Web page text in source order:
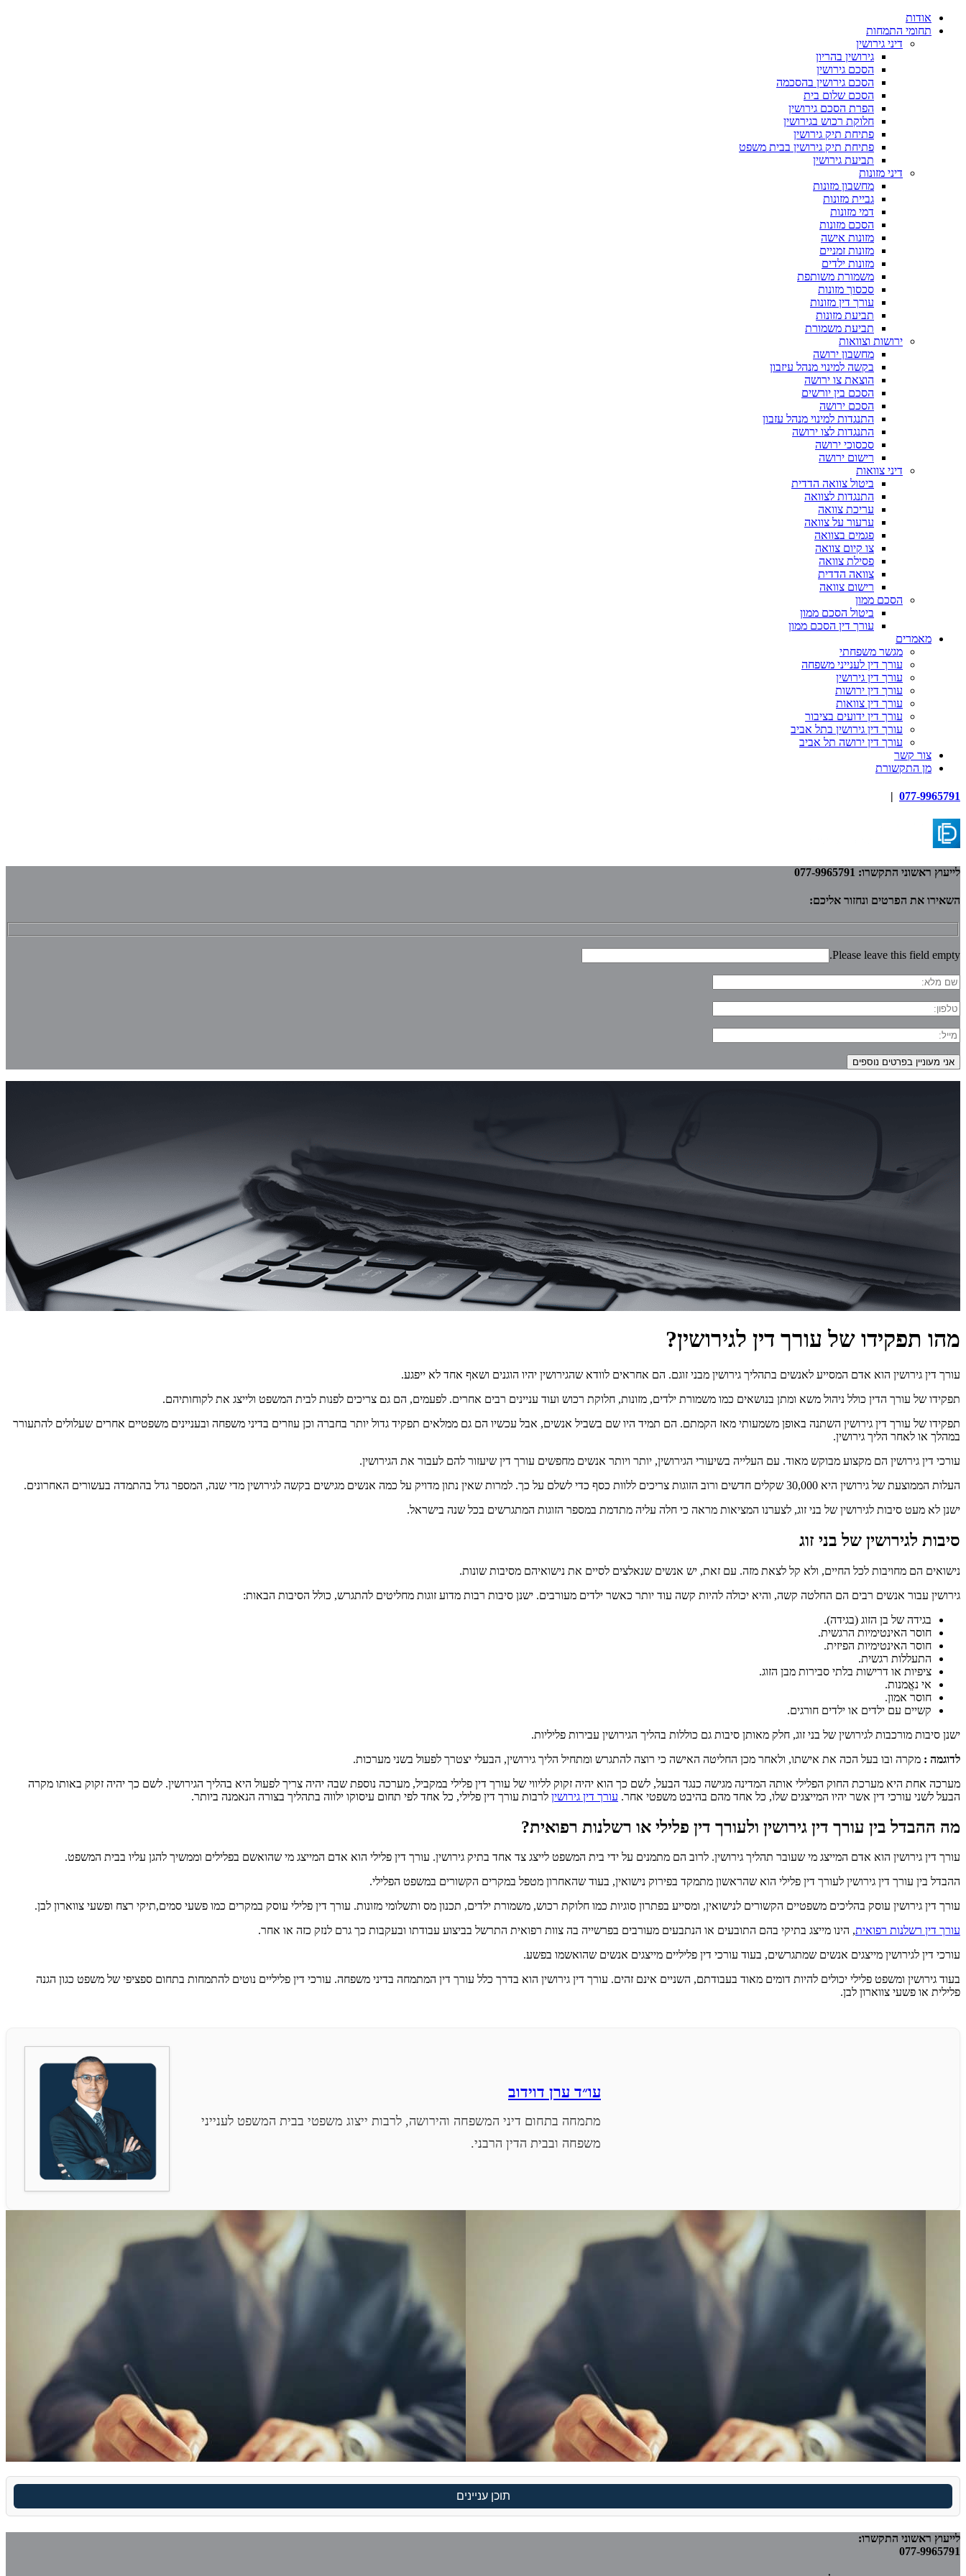
אודות
תחומי התמחות
דיני גירושין
גירושין בהריון
הסכם גירושין
הסכם גירושין בהסכמה
הסכם שלום בית
הפרת הסכם גירושין
חלוקת רכוש בגירושין
פתיחת תיק גירושין
פתיחת תיק גירושין בבית משפט
תביעת גירושין
דיני מזונות
מחשבון מזונות
גביית מזונות
דמי מזונות
הסכם מזונות
מזונות אישה
מזונות זמניים
מזונות ילדים
משמורת משותפת
סכסוך מזונות
עורך דין מזונות
תביעת מזונות
תביעת משמורת
ירושות וצוואות
מחשבון ירושה
בקשה למינוי מנהל עיזבון
הוצאת צו ירושה
הסכם בין יורשים
הסכם ירושה
התנגדות למינוי מנהל עזבון
התנגדות לצו ירושה
סכסוכי ירושה
רישום ירושה
דיני צוואות
ביטול צוואה הדדית
התנגדות לצוואה
עריכת צוואה
ערעור על צוואה
פגמים בצוואה
צו קיום צוואה
פסילת צוואה
צוואה הדדית
רישום צוואה
הסכם ממון
ביטול הסכם ממון
עורך דין הסכם ממון
מאמרים
מגשר משפחתי
עורך דין לענייני משפחה
עורך דין גירושין
עורך דין ירושות
עורך דין צוואות
עורך דין ידועים בציבור
עורך דין גירושין בתל אביב
עורך דין ירושה תל אביב
צור קשר
מן התקשורת
077-9965791
|
לייעוץ ראשוני התקשרו: 077-9965791
השאירו את הפרטים ונחזור אליכם:
Please leave this field empty.
מהו תפקידו של עורך דין לגירושין?
עורך דין גירושין הוא אדם המסייע לאנשים בתהליך גירושין מבני זוגם. הם אחראים לוודא שהגירושין יהיו הוגנים ושאף אחד לא ייפגע.
תפקידו של עורך הדין כולל ניהול משא ומתן בנושאים כמו משמורת ילדים, מזונות, חלוקת רכוש ועוד עניינים רבים אחרים. לפעמים, הם גם צריכים לפנות לבית המשפט ולייצג את לקוחותיהם.
תפקידו של עורך דין גירושין השתנה באופן משמעותי מאז הקמתם. הם תמיד היו שם בשביל אנשים, אבל עכשיו הם גם ממלאים תפקיד גדול יותר בחברה וכן עוזרים בדיני משפחה ובעניינים משפטיים אחרים שעלולים להתעורר
במהלך או לאחר הליך גירושין.
עורכי דין גירושין הם מקצוע מבוקש מאוד. עם העלייה בשיעורי הגירושין, יותר ויותר אנשים מחפשים עורך דין שיעזור להם לעבור את הגירושין.
העלות הממוצעת של גירושין היא 30,000 שקלים חדשים ורוב הזוגות צריכים ללוות כסף כדי לשלם על כך. למרות שאין נתון מדויק על כמה אנשים מגישים בקשה לגירושין מדי שנה, המספר גדל בהתמדה בעשורים האחרונים.
ישנן לא מעט סיבות לגירושין של בני זוג, לצערנו המציאות מראה כי חלה עליה מתדמת במספר הזוגות המתגרשים בכל שנה בישראל.
סיבות לגירושין של בני זוג
נישואים הם מחויבות לכל החיים, ולא קל לצאת מזה. עם זאת, יש אנשים שנאלצים לסיים את נישואיהם מסיבות שונות.
גירושין עבור אנשים רבים הם החלטה קשה, והיא יכולה להיות קשה עוד יותר כאשר ילדים מעורבים. ישנן סיבות רבות מדוע זוגות מחליטים להתגרש, כולל הסיבות הבאות:
בגידה של בן הזוג (בגידה).
חוסר האינטימיות הרגשית.
חוסר האינטימיות הפיזית.
התעללות רגשית.
ציפיות או דרישות בלתי סבירות מבן הזוג.
אי נאֱמנות.
חוסר אמון.
קשיים עם ילדים או ילדים חורגים.
ישנן סיבות מורכבות לגירושין של בני זוג, חלק מאותן סיבות גם כוללות בהליך הגירושין עבירות פליליות.
לדוגמה : מקרה ובו בעל הכה את אישתו, ולאחר מכן החליטה האישה כי רוצה להתגרש ומתחיל הליך גירושין, הבעלי יצטרך לפעול בשני מערכות.
מערכה אחת היא מערכת החוק הפלילי אותה המדינה מגישה כנגד הבעל, לשם כך הוא יהיה זקוק לליווי של עורך דין פלילי במקביל, מערכה נוספת שבה יהיה צריך לפעול היא בהליך הגירושין. לשם כך יהיה זקוק באותו מקרה
הבעל לשני עורכי דין אשר יהיו המייצגים שלו, כל אחד מהם בהיבט משפטי אחר. עורך דין גירושין לרבות עורך דין פלילי, כל אחד לפי תחום עיסוקו ילווה בתהליך בצורה הנאמנה ביותר.
מה ההבדל בין עורך דין גירושין ולעורך דין פלילי או רשלנות רפואית?
עורך דין גירושין הוא אדם המייצג מי שעובר תהליך גירושין. לרוב הם מתמנים על ידי בית המשפט לייצג צד אחד בתיק גירושין. עורך דין פלילי הוא אדם המייצג מי שהואשם בפלילים וממשיך להגן עליו בבית המשפט.
ההבדל בין עורך דין גירושין לעורך דין פלילי הוא שהראשון מתמקד בפירוק נישואין, בעוד שהאחרון מטפל במקרים הקשורים במשפט הפלילי.
עורך דין גירושין עוסק בהליכים משפטיים הקשורים לנישואין, ומסייע בפתרון סוגיות כמו חלוקת רכוש, משמורת ילדים, תכנון מס ותשלומי מזונות. עורך דין פלילי עוסק במקרים כמו פשעי סמים,תיקי רצח ופשעי צווארון לבן.
עורך דין רשלנות רפואית, הינו מייצג בתיקי בהם התובעים או הנתבעים מעורבים בפרשייה בה צוות רפואית התרשל בביצוע עבודתו ובעקבות כך גרם לנזק כזה או אחר.
עורכי דין לגירושין מייצגים אנשים שמתגרשים, בעוד עורכי דין פליליים מייצגים אנשים שהואשמו בפשע.
בעוד גירושין ומשפט פלילי יכולים להיות דומים מאוד בעבודתם, השניים אינם זהים. עורך דין גירושין הוא בדרך כלל עורך דין המתמחה בדיני משפחה. עורכי דין פליליים נוטים להתמחות בתחום ספציפי של משפט כגון הגנה
פלילית או פשעי צווארון לבן.
עו״ד ערן דוידוב
מתמחה בתחום דיני המשפחה והירושה, לרבות ייצוג משפטי בבית המשפט לענייני
משפחה ובבית הדין הרבני.
תוכן עניינים
לייעוץ ראשוני התקשרו:
077-9965791